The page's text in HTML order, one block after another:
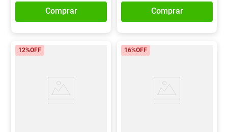
Comprar Comprar
12%OFF 16%OFF